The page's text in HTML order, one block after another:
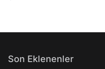
Son Eklenenler